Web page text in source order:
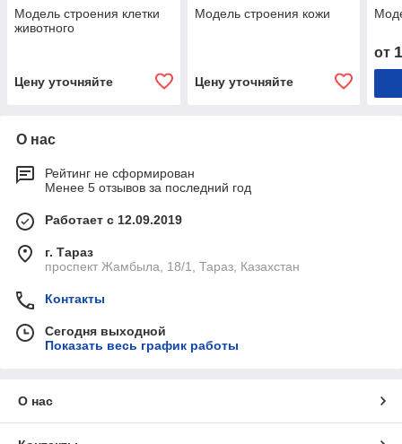
Модель строения клетки
животного
Цену уточняйте
Модель строения кожи
Цену уточняйте
от
О нас
Рейтинг не сформирован
Менее 5 отзывов за последний год
Работает с 12.09.2019
г. Тараз
проспект Жамбыла, 18/1, Тараз, Казахстан
Контакты
Сегодня выходной
Показать весь график работы
О нас